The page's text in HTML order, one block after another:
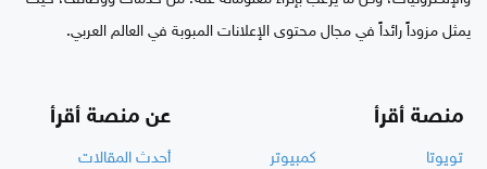
يمثل مزوداً رائداً في مجال محتوى الإعلانات المبوبة في العالم العربي.
منصة أقرأ
تويوتا
كمبيوتر
عن منصة أقرأ
أحدث المقالات